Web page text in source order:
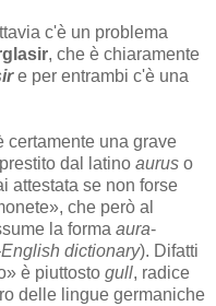
c'è un problema
, che è chiaramente
e per entrambi c'è una
certamente una grave
dal latino aurus o
attestata se non forse
che però al
la forma aura-
dictionary). Difatti
è piuttosto gull, radice
delle lingue germaniche